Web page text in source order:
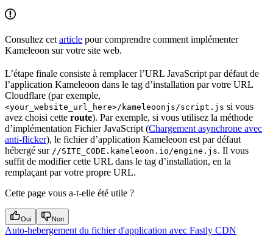
Consultez cet article pour comprendre comment implémenter
Kameleoon sur votre site web.
L’étape finale consiste à remplacer l’URL JavaScript par défaut de
l’application Kameleoon dans le tag d’installation par votre URL
Cloudflare (par exemple,
<your_website_url_here>/kameleoonjs/script.js si vous
avez choisi cette route). Par exemple, si vous utilisez la méthode
d’implémentation Fichier JavaScript (Chargement asynchrone avec
anti-flicker), le fichier d’application Kameleoon est par défaut
hébergé sur //SITE_CODE.kameleoon.io/engine.js. Il vous
suffit de modifier cette URL dans le tag d’installation, en la
remplaçant par votre propre URL.
Cette page vous a-t-elle été utile ?
Oui Non
Auto-hebergement du fichier d'application avec Fastly CDN